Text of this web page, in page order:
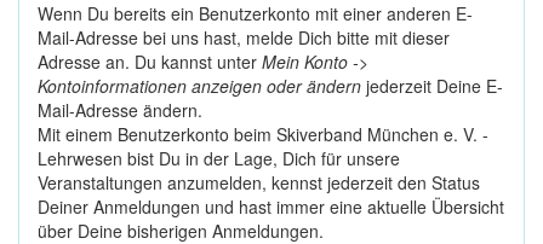
Wenn Du bereits ein Benutzerkonto mit einer anderen E-
Mail-Adresse bei uns hast, melde Dich bitte mit dieser
Adresse an. Du kannst unter Mein Konto ->
Kontoinformationen anzeigen oder ändern jederzeit Deine E-
Mail-Adresse ändern.
Mit einem Benutzerkonto beim Skiverband München e. V. -
Lehrwesen bist Du in der Lage, Dich für unsere
Veranstaltungen anzumelden, kennst jederzeit den Status
Deiner Anmeldungen und hast immer eine aktuelle Übersicht
über Deine bisherigen Anmeldungen.